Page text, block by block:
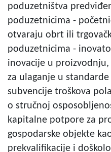
poduzetništva
poduzetnicima -
otvaraju obrt ili
poduzetnicima -
inovacije u
za ulaganje u
subvencije troškova
o stručnoj
kapitalne potpore za
gospodarske objekte
prekvalifikacije i